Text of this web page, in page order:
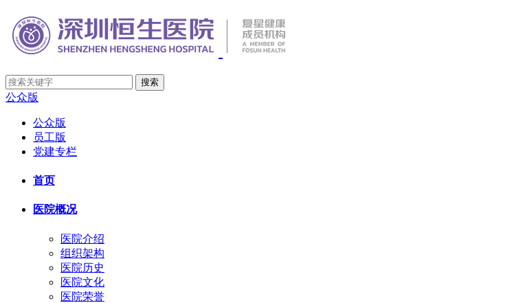
公众版
公众版
员工版
党建专栏
首页
医院概况
医院介绍
组织架构
医院历史
医院文化
医院荣誉